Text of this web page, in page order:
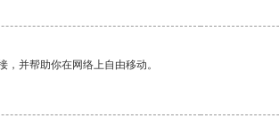
并帮助你在网络上自由移动。